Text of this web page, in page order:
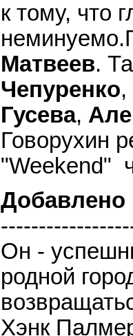
к тому, что
Матвеев.
Чепуренко,
Гусева,
Говорухин
"Weekend"
Добавлено
Он -
родной
Хэнк